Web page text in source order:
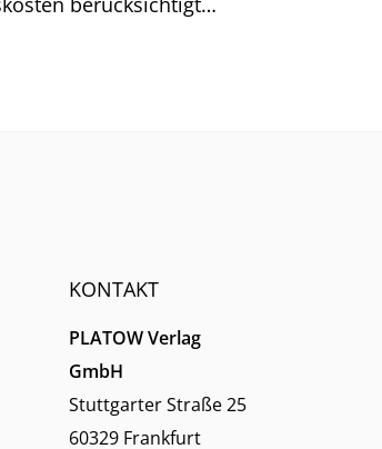
KONTAKT
PLATOW Verlag
GmbH
Stuttgarter Straße 25
60329 Frankfurt